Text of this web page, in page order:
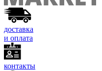
доставка
и оплата
контакты